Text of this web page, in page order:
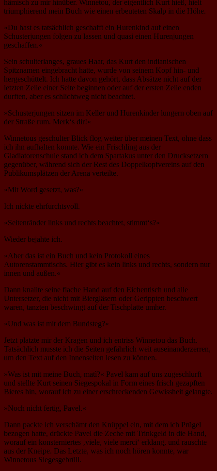
hämisch zu mir hinüber. Winnetou, der eigentlich Kurt hieß, hielt
triumphierend mein Buch wie einen erbeuteten Skalp in die Höhe.
»Du hast es tatsächlich geschafft ein Hurenkind auf einen
Schusterjungen folgen zu lassen und quasi einen Hurenjungen
geschaffen.«
Sein schulterlanges, graues Haar, das Kurt den indianischen
Spitznamen eingebracht hatte, wurde von seinem Kopf hin- und
hergeschüttelt. Ich hatte davon gehört, dass Absätze nicht auf der
letzten Zeile einer Seite beginnen oder auf der ersten Zeile enden
durften, aber es schlichtweg nicht beachtet.
»Schusterjungen sitzen im Keller und Hurenkinder lungern oben auf
der Straße rum. Merk‘s dir!«
Winnetous geschulter Blick flog weiter über meinen Text, ohne dass
ich ihn aufhalten konnte. Wie ein Frischling aus der
Gladiatorenschule stand ich dem Spartakus unter den Drucksetzern
gegenüber, während sich der Rest des Doppelkopfvereins auf den
Publikumsplätzen der Arena verteilte.
»Mit Word gesetzt, was?«
Ich nickte ehrfurchtsvoll.
»Seitenränder links und rechts beachtet, stimmt‘s?«
Wieder bejahte ich.
»Aber das ist ein Buch und kein Protokoll eines
Autorenstammtischs. Hier gibt es kein links und rechts, sondern nur
innen und außen.«
Dann knallte seine flache Hand auf den Eichentisch und alle
Untersetzer, die nicht mit Biergläsern oder Gerippten beschwert
waren, tanzten beschwingt auf der Tischplatte umher.
»Und was ist mit dem Bundsteg?«
Jetzt platzte mir der Kragen und ich entriss Winnetou das Buch.
Tatsächlich musste ich die Seiten gefährlich weit auseinanderzerren,
um den Text auf den Innenseiten lesen zu können.
»Was ist mit meine Buch, matì?« Pavel kam auf uns zugeschlurft
und stellte Kurt seinen Siegespokal in Form eines frisch gezapften
Bieres hin, worauf ich zu einer erschreckenden Gewissheit gelangte.
»Noch nicht fertig, Pavel.«
Dann packte ich verschämt den Knüppel ein, mit dem ich Prügel
bezogen hatte, drückte Pavel die Zeche mit Trinkgeld in die Hand,
worauf ein konsterniertes ‚viele, viele merci‘ erklang, und rauschte
aus der Kneipe. Das Letzte, was ich noch hören konnte, war
Winnetous Siegesgebrüll.